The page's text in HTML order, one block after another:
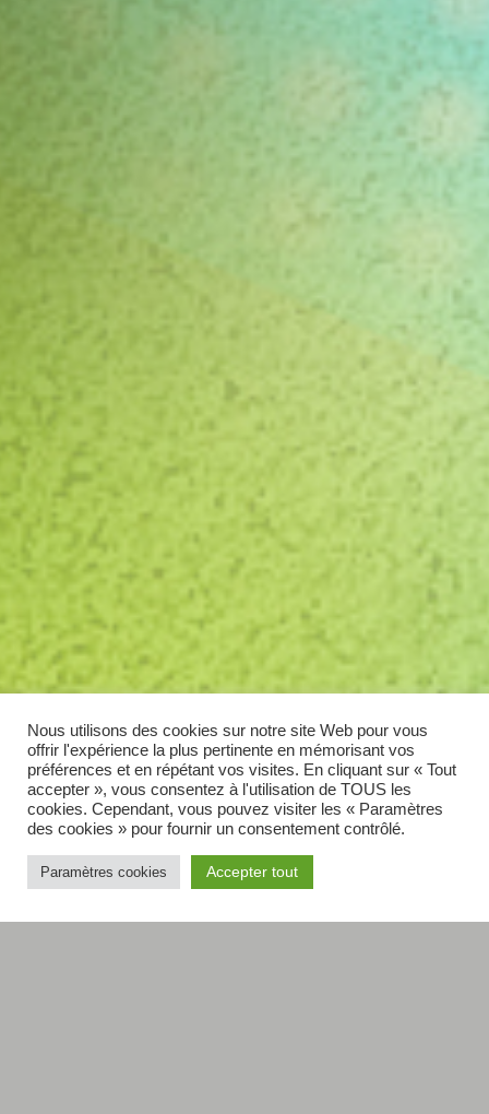
Nous utilisons des cookies sur notre site Web pour vous
offrir l'expérience la plus pertinente en mémorisant vos
préférences et en répétant vos visites. En cliquant sur « Tout
accepter », vous consentez à l'utilisation de TOUS les
cookies. Cependant, vous pouvez visiter les « Paramètres
des cookies » pour fournir un consentement contrôlé.
Paramètres cookies Accepter tout